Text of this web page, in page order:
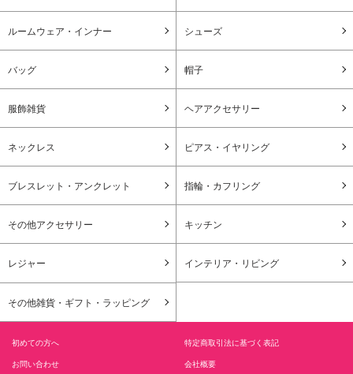
ルームウェア・インナー シューズ
バッグ 帽子
服飾雑貨 ヘアアクセサリー
ネックレス ピアス・イヤリング
ブレスレット・アンクレット 指輪・カフリング
その他アクセサリー キッチン
レジャー インテリア・リビング
その他雑貨・ギフト・ラッピング
初めての方へ 特定商取引法に基づく表記
お問い合わせ 会社概要